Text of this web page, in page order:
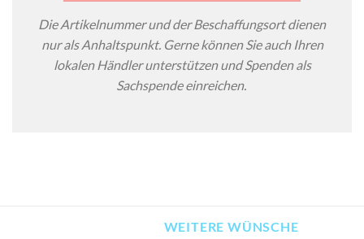
Die Artikelnummer und der Beschaffungsort dienen
nur als Anhaltspunkt. Gerne können Sie auch Ihren
lokalen Händler unterstützen und Spenden als
Sachspende einreichen.
WEITERE WÜNSCHE